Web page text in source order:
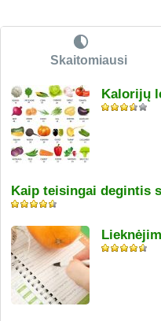
Skaitomiausi
Kalorijų
Kaip teisingai degintis